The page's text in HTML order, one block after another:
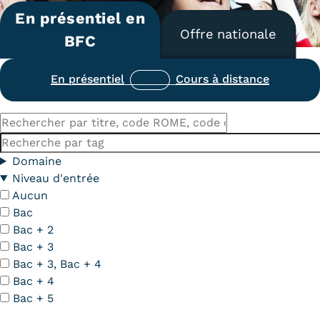
Carte lieux et centres Cnam en
BFC
Nos centres administratifs
Quoi de neuf au Cnam BFC?
Actualités
Contact
En présentiel en
BFC
Offre nationale
En présentiel Cours à distance
Rechercher
par
titre,
code
ROME,
code
du
diplôme
Mots-
clésDomaine
Niveau d'entrée
Aucun
Bac
Bac + 2
Bac + 3
Bac + 3, Bac + 4
Bac + 4
Bac + 5